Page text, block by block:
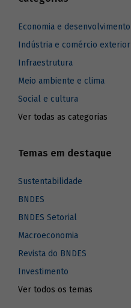
Economia e desenvolvimento
Indústria e comércio exterior
Infraestrutura
Meio ambiente e clima
Social e cultura
Ver todas as categorias
Temas em destaque
Sustentabilidade
BNDES
BNDES Setorial
Macroeconomia
Revista do BNDES
Investimento
Ver todos os temas